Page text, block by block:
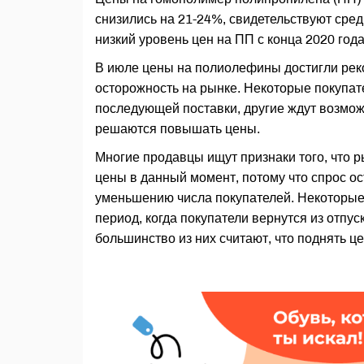
снизились на 21-24%, свидетельствуют
низкий уровень цен на ПП с конца 2020
В июле цены на полиолефины достигли
осторожность на рынке. Некоторые
последующей поставки, другие ждут
решаются повышать цены.
Многие продавцы ищут признаки того, что
цены в данный момент, потому что спрос
уменьшению числа покупателей.
период, когда покупатели вернутся из
большинство из них считают, что поднять